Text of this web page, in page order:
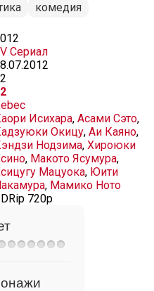
комедия
Сериал
Исихара, Асами Сэто,
Окицу, Аи Каяно,
Нодзима, Хироюки
, Макото Ясумура,
Мацуока, Юити
, Мамико Ното
720p